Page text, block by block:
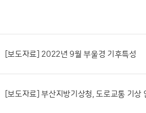
[보도자료] 2022년 9월 부울경 기후특성
[보도자료] 부산지방기상청, 도로교통 기상